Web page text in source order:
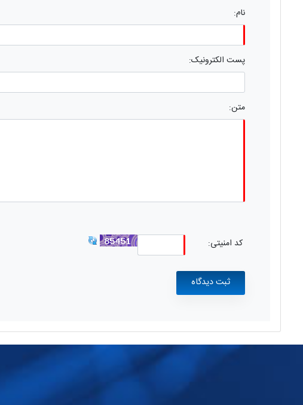
نام:
پست الکترونیک:
متن:
کد امنیتی: